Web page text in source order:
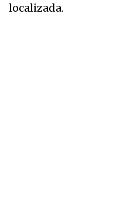
localizada.